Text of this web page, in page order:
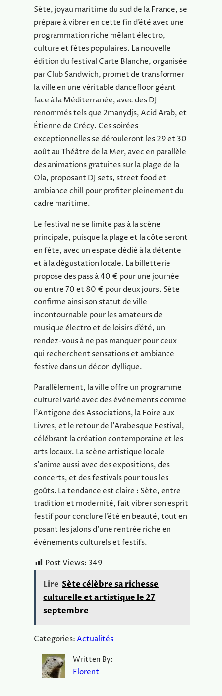
Sète, joyau maritime du sud de la France, se
prépare à vibrer en cette fin d’été avec une
programmation riche mêlant électro,
culture et fêtes populaires. La nouvelle
édition du festival Carte Blanche, organisée
par Club Sandwich, promet de transformer
la ville en une véritable dancefloor géant
face à la Méditerranée, avec des DJ
renommés tels que 2manydjs, Acid Arab, et
Étienne de Crécy. Ces soirées
exceptionnelles se dérouleront les 29 et 30
août au Théâtre de la Mer, avec en parallèle
des animations gratuites sur la plage de la
Ola, proposant DJ sets, street food et
ambiance chill pour profiter pleinement du
cadre maritime.
Le festival ne se limite pas à la scène
principale, puisque la plage et la côte seront
en fête, avec un espace dédié à la détente
et à la dégustation locale. La billetterie
propose des pass à 40 € pour une journée
ou entre 70 et 80 € pour deux jours. Sète
confirme ainsi son statut de ville
incontournable pour les amateurs de
musique électro et de loisirs d’été, un
rendez-vous à ne pas manquer pour ceux
qui recherchent sensations et ambiance
festive dans un décor idyllique.
Parallèlement, la ville offre un programme
culturel varié avec des événements comme
l’Antigone des Associations, la Foire aux
Livres, et le retour de l’Arabesque Festival,
célébrant la création contemporaine et les
arts locaux. La scène artistique locale
s’anime aussi avec des expositions, des
concerts, et des festivals pour tous les
goûts. La tendance est claire : Sète, entre
tradition et modernité, fait vibrer son esprit
festif pour conclure l’été en beauté, tout en
posant les jalons d’une rentrée riche en
événements culturels et festifs.
Post Views: 349
Lire Sète célèbre sa richesse
culturelle et artistique le 27
septembre
Categories:Actualités
Written By:
Florent